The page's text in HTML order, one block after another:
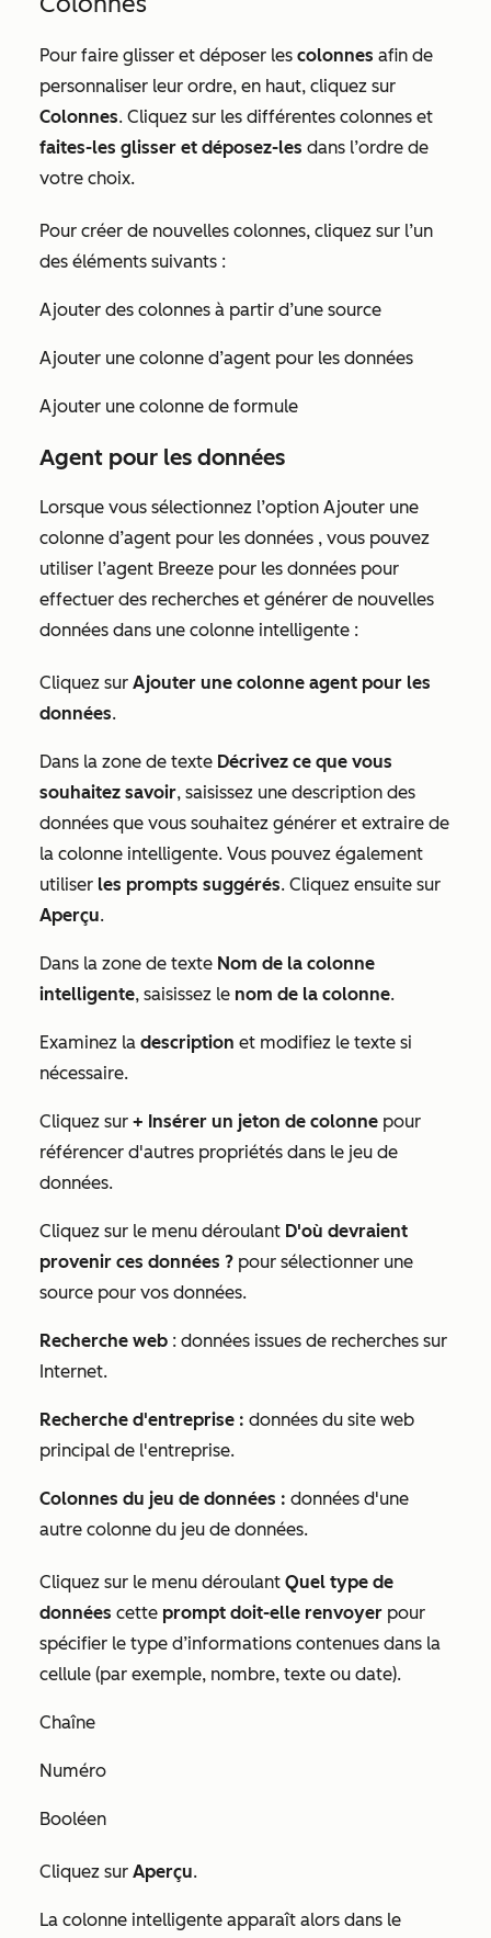
Pour faire glisser et déposer les colonnes afin de
personnaliser leur ordre, en haut, cliquez sur
Colonnes. Cliquez sur les différentes colonnes et
faites-les glisser et déposez-les dans l’ordre de
votre choix.
Pour créer de nouvelles colonnes, cliquez sur l’un
des éléments suivants :
Ajouter des colonnes à partir d’une source
Ajouter une colonne d’agent pour les données
Ajouter une colonne de formule
Agent pour les données
Lorsque vous sélectionnez l’option Ajouter une
colonne d’agent pour les données , vous pouvez
utiliser l’agent Breeze pour les données pour
effectuer des recherches et générer de nouvelles
données dans une colonne intelligente :
Cliquez sur Ajouter une colonne agent pour les
données.
Dans la zone de texte Décrivez ce que vous
souhaitez savoir, saisissez une description des
données que vous souhaitez générer et extraire de
la colonne intelligente. Vous pouvez également
utiliser les prompts suggérés. Cliquez ensuite sur
Aperçu.
Dans la zone de texte Nom de la colonne
intelligente, saisissez le nom de la colonne.
Examinez la description et modifiez le texte si
nécessaire.
Cliquez sur + Insérer un jeton de colonne pour
référencer d'autres propriétés dans le jeu de
données.
Cliquez sur le menu déroulant D'où devraient
provenir ces données ? pour sélectionner une
source pour vos données.
Recherche web : données issues de recherches sur
Internet.
Recherche d'entreprise : données du site web
principal de l'entreprise.
Colonnes du jeu de données : données d'une
autre colonne du jeu de données.
Cliquez sur le menu déroulant Quel type de
données cette prompt doit-elle renvoyer pour
spécifier le type d’informations contenues dans la
cellule (par exemple, nombre, texte ou date).
Chaîne
Numéro
Booléen
Cliquez sur Aperçu.
La colonne intelligente apparaît alors dans le